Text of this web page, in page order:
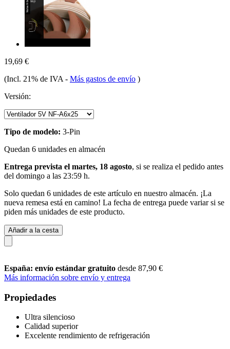
19,69 €
(Incl. 21% de IVA - Más gastos de envío )
Versión:
Tipo de modelo: 3-Pin
Quedan 6 unidades en almacén
Entrega prevista el martes, 18 agosto, si se realiza el pedido antes
del domingo a las 23:59 h.
Solo quedan 6 unidades de este artículo en nuestro almacén. ¡La
nueva remesa está en camino! La fecha de entrega puede variar si se
piden más unidades de este producto.
Añadir a la cesta
España: envío estándar gratuito desde 87,90 €
Más información sobre envío y entrega
Propiedades
Ultra silencioso
Calidad superior
Excelente rendimiento de refrigeración